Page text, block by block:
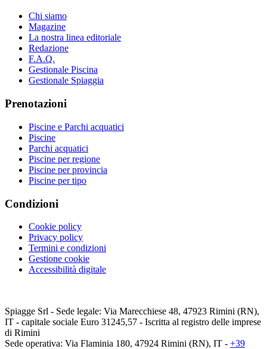
Chi siamo
Magazine
La nostra linea editoriale
Redazione
F.A.Q.
Gestionale Piscina
Gestionale Spiaggia
Prenotazioni
Piscine e Parchi acquatici
Piscine
Parchi acquatici
Piscine per regione
Piscine per provincia
Piscine per tipo
Condizioni
Cookie policy
Privacy policy
Termini e condizioni
Gestione cookie
Accessibilità digitale
Spiagge Srl - Sede legale: Via Marecchiese 48, 47923 Rimini (RN),
IT - capitale sociale Euro 31245,57 - Iscritta al registro delle imprese
di Rimini
Sede operativa: Via Flaminia 180, 47924 Rimini (RN), IT - +39